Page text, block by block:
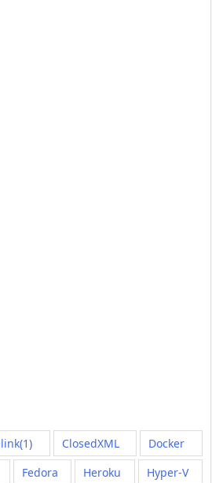
ClosedXML
Docker
Fedora Heroku
Hyper-V